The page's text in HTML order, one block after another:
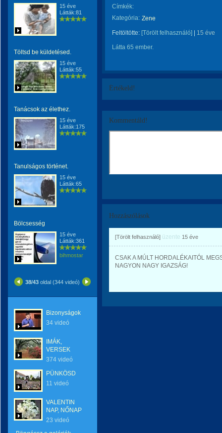
15 éve
Látták:81
Töltsd be küldetésed.
15 éve
Látták:55
Tanácsok az élethez.
15 éve
Látták:175
Tanulságos történet.
15 éve
Látták:65
Bölcsesség
15 éve
Látták:361
bihmostar
38/43 oldal (344 videó)
Bizonyságok
34 videó
IMÁK,
VERSEK
374 videó
PÜNKÖSD
11 videó
VALENTIN
NAP, NŐNAP
23 videó
Címkék:
Kategória: Zene
Feltöltötte: [Törölt felhasználó] 15 éve
Látta 65 ember.
Értékeld!
Kommentáld!
Hozzászólások
[Törölt felhasználó] üzente 15 éve
CSAK A MÚLT HORDALÉKAITÓL
NAGYON NAGY IGAZSÁG!